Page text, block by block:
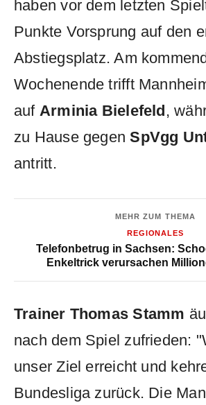
haben vor dem letzten
Punkte Vorsprung auf den
Abstiegsplatz. Am
Wochenende trifft
auf Arminia Bielefeld,
zu Hause gegenSpVgg
antritt.
MEHR ZUM THEMA
REGIONALES
Telefonbetrug in Sachsen:
Enkeltrick verursachen
Trainer Thomas Stamm
nach dem Spiel zufrieden:
unser Ziel erreicht und
Bundesliga zurück. Die